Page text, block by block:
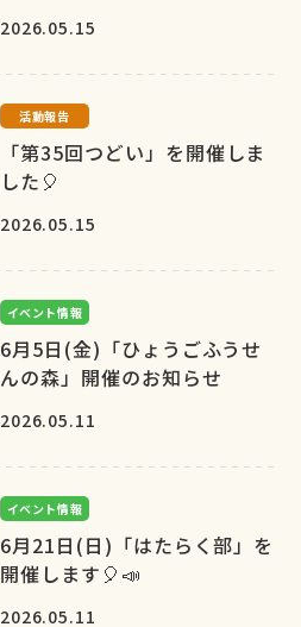
2026.05.15
活動報告
「第35回つどい」を開催しま
した🎈
2026.05.15
イベント情報
6月5日(金)「ひょうごふうせ
んの森」開催のお知らせ
2026.05.11
イベント情報
6月21日(日)「はたらく部」を
開催します🎈📣
2026.05.11